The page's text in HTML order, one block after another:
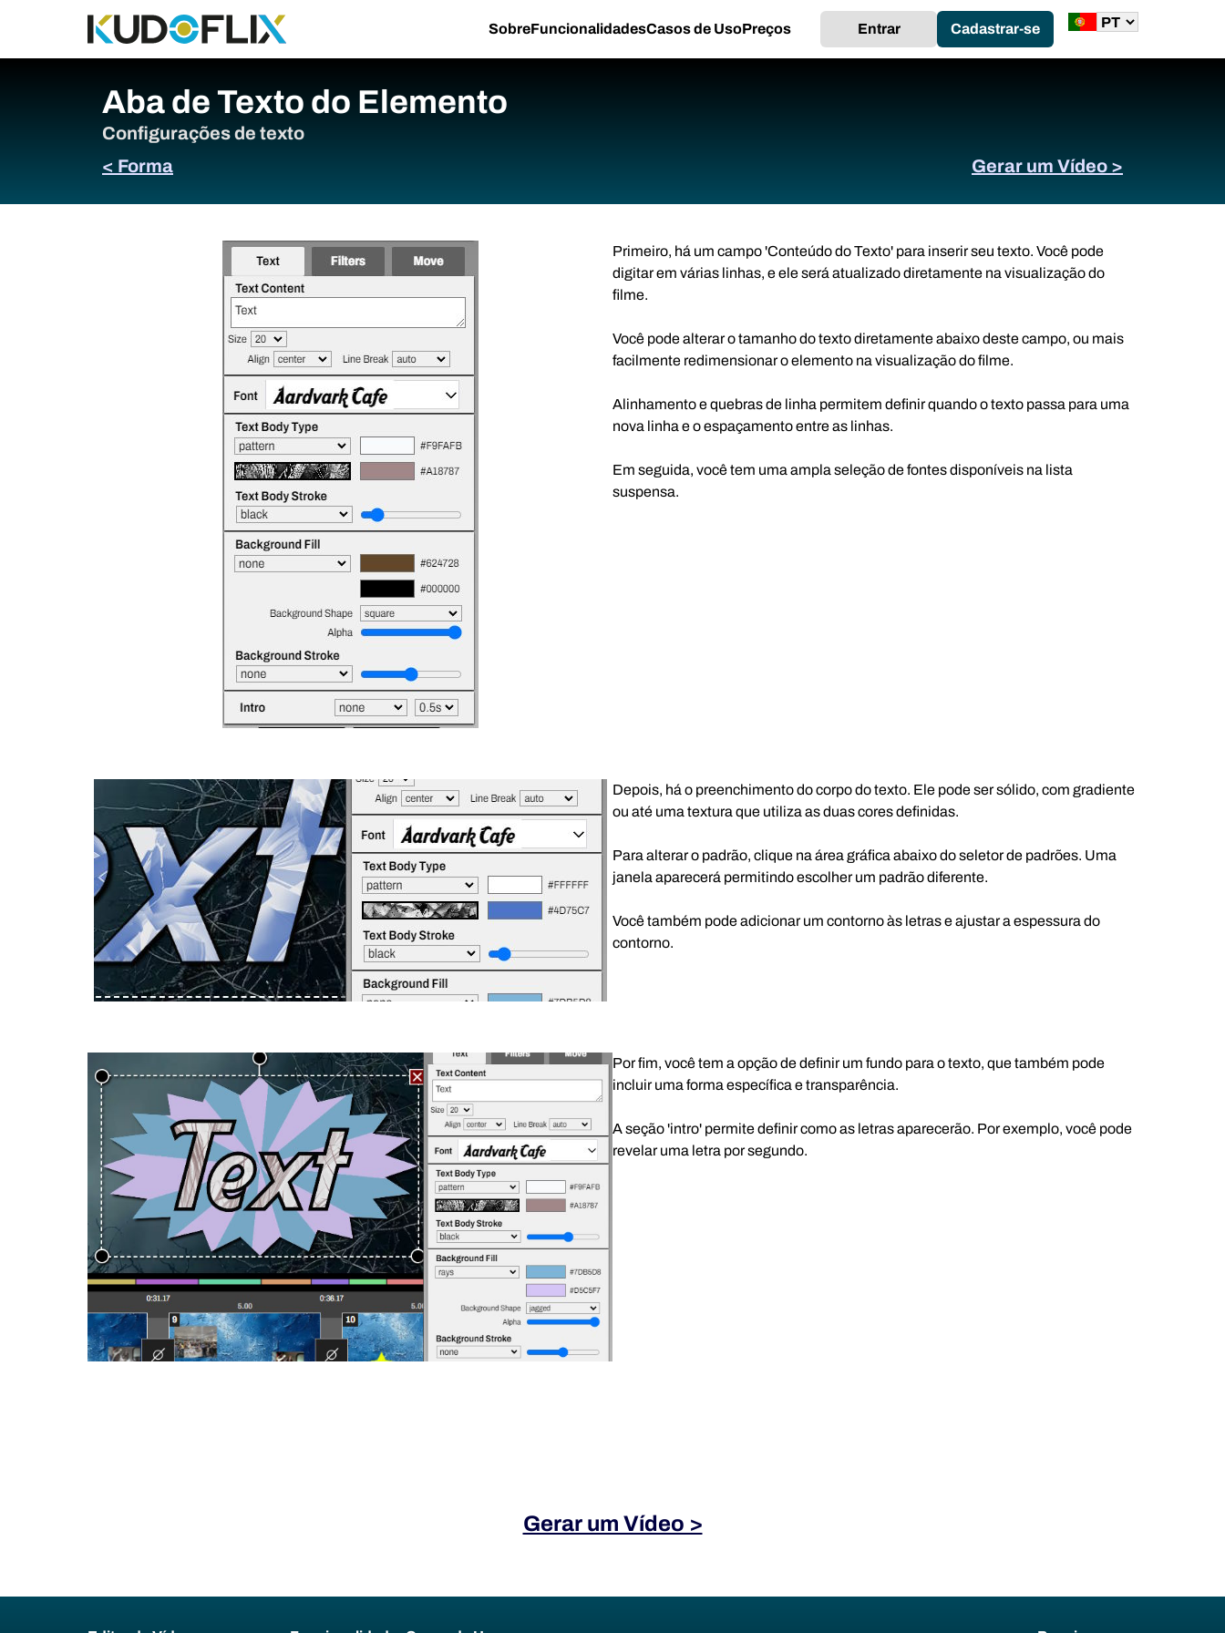
SobreFuncionalidadesCasos de UsoPreços Entrar Cadastrar-se
Aba de Texto do Elemento
Configurações de texto
< Forma
Gerar um Vídeo >
Primeiro, há um campo 'Conteúdo do Texto' para inserir seu texto. Você pode
digitar em várias linhas, e ele será atualizado diretamente na visualização do
filme.
Você pode alterar o tamanho do texto diretamente abaixo deste campo, ou mais
facilmente redimensionar o elemento na visualização do filme.
Alinhamento e quebras de linha permitem definir quando o texto passa para uma
nova linha e o espaçamento entre as linhas.
Em seguida, você tem uma ampla seleção de fontes disponíveis na lista
suspensa.
Depois, há o preenchimento do corpo do texto. Ele pode ser sólido, com gradiente
ou até uma textura que utiliza as duas cores definidas.
Para alterar o padrão, clique na área gráfica abaixo do seletor de padrões. Uma
janela aparecerá permitindo escolher um padrão diferente.
Você também pode adicionar um contorno às letras e ajustar a espessura do
contorno.
Por fim, você tem a opção de definir um fundo para o texto, que também pode
incluir uma forma específica e transparência.
A seção 'intro' permite definir como as letras aparecerão. Por exemplo, você pode
revelar uma letra por segundo.
Gerar um Vídeo >